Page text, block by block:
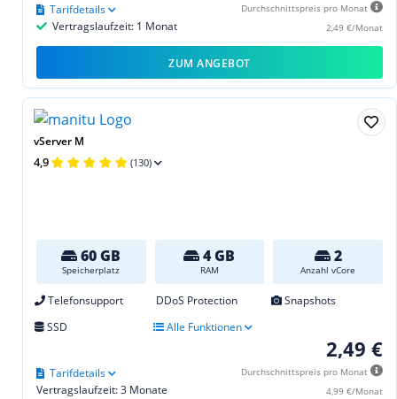
Durchschnittspreis pro Monat
2,49 €/Monat
Vertragslaufzeit: 1 Monat
Tarifdetails
ZUM ANGEBOT
vServer M
4,9 (130)
60 GB
Speicherplatz
4 GB
RAM
2
Anzahl vCore
Telefonsupport DDoS Protection
Snapshots
SSD
Alle Funktionen
2,49 €
Durchschnittspreis pro Monat
4,99 €/Monat
Vertragslaufzeit: 3 Monate
Tarifdetails